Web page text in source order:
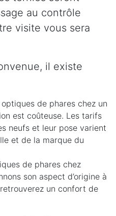
au contrôle
visite vous sera
il existe
de phares chez un
est coûteuse. Les tarifs
neufs et leur pose varient
et de la marque du
de phares chez
son aspect d’origine à
un confort de